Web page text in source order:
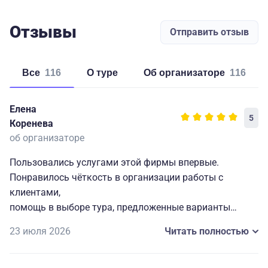
Отзывы Отправить отзыв
Все 116 о туре об организаторе 116
Елена
Коренева
5
об организаторе
Пользовались услугами этой фирмы впервые.
Понравилось чёткость в организации работы с
клиентами,
помощь в выборе тура, предложенные варианты
порядок оплаты тура.
23 июля 2026 Читать полностью